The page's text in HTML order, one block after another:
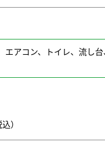
アコン、トイレ、流し
）